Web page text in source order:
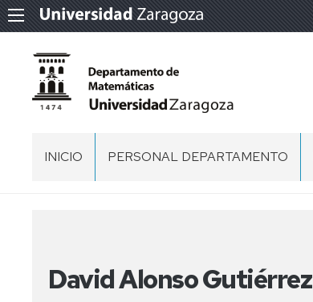
INICIO PERSONAL DEPARTAMENTO
DE
GESTIÓN
David Alonso Gutiérrez